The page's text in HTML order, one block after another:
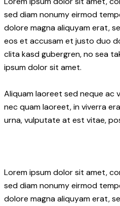
sed diam nonumy eirmod
dolore magna aliquyam erat,
eos et accusam et justo duo
clita kasd gubergren, no sea
ipsum dolor sit amet.
Aliquam laoreet sed neque ac
nec quam laoreet, in viverra
urna, vulputate at est vitae,
Lorem ipsum dolor sit amet,
sed diam nonumy eirmod
dolore magna aliquyam erat,